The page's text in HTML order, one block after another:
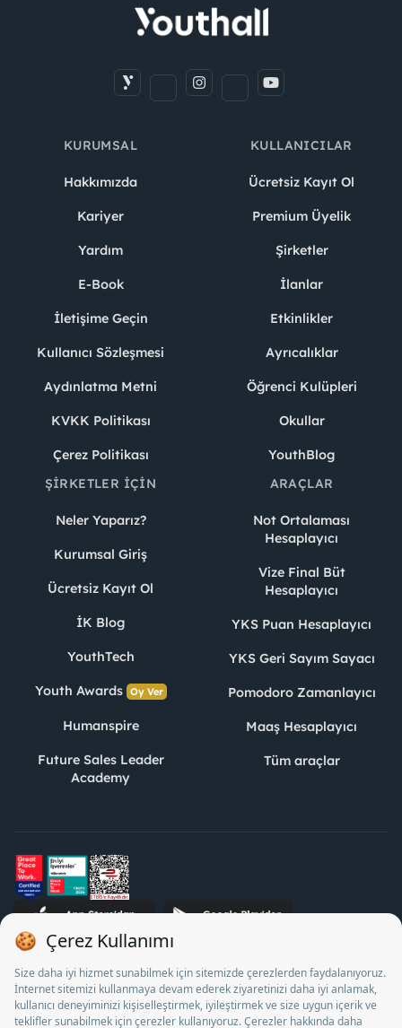
KURUMSAL
Hakkımızda
Kariyer
Yardım
E-Book
İletişime Geçin
Kullanıcı Sözleşmesi
Aydınlatma Metni
KVKK Politikası
Çerez Politikası
KULLANICILAR
Ücretsiz Kayıt Ol
Premium Üyelik
Şirketler
İlanlar
Etkinlikler
Ayrıcalıklar
Öğrenci Kulüpleri
Okullar
YouthBlog
ŞIRKETLER İÇIN
Neler Yaparız?
Kurumsal Giriş
Ücretsiz Kayıt Ol
İK Blog
YouthTech
Youth Awards Oy Ver
Humanspire
Future Sales Leader
Academy
ARAÇLAR
Not Ortalaması
Hesaplayıcı
Vize Final Büt
Hesaplayıcı
YKS Puan Hesaplayıcı
YKS Geri Sayım Sayacı
Pomodoro Zamanlayıcı
Maaş Hesaplayıcı
Tüm araçlar
STJ İnsan Kaynakları Bilişim ve Danışmanlık A.Ş. Özel İstihdam
Bürosu Olarak 13/05/2025 - 12/05/2028 tarihleri arasında